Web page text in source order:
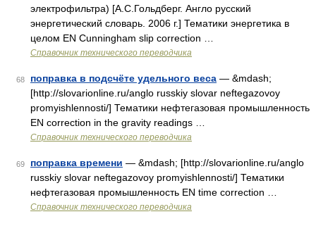
электрофильтра) [А.С.Гольдберг. Англо русский
энергетический словарь. 2006 г.] Тематики энергетика в
целом EN Cunningham slip correction …
Справочник технического переводчика
68 поправка в подсчёте удельного веса — &mdash;
[http://slovarionline.ru/anglo russkiy slovar neftegazovoy
promyishlennosti/] Тематики нефтегазовая промышленность
EN correction in the gravity readings …
Справочник технического переводчика
69 поправка времени — &mdash; [http://slovarionline.ru/anglo
russkiy slovar neftegazovoy promyishlennosti/] Тематики
нефтегазовая промышленность EN time correction …
Справочник технического переводчика